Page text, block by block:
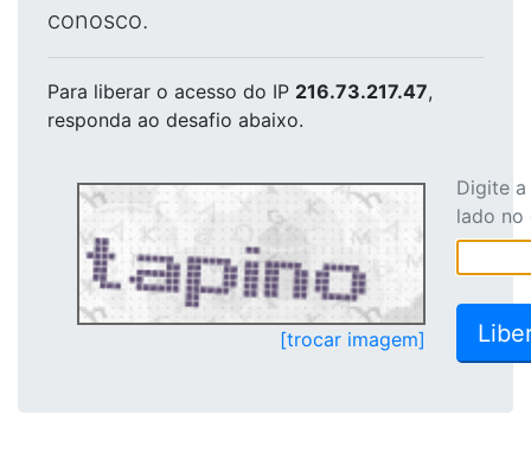
conosco.
Para liberar o acesso do IP 216.73.217.47,
responda ao desafio abaixo.
[trocar imagem]
Digite
lado no